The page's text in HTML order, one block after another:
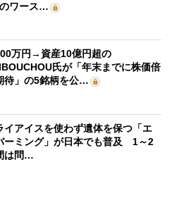
ワース…
万円→資産10億円超の
氏が「年末までに株価倍
待」の5銘柄を公…
イアイスを使わず遺体を保つ「エ
ーミング」が日本でも普及 1～2
は問…